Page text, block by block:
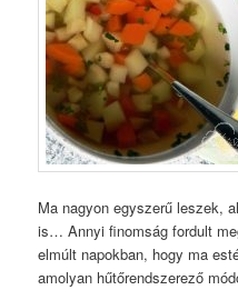
Ma nagyon egyszerű leszek,
is… Annyi finomság fordult
elmúlt napokban, hogy ma
amolyan hűtőrendszerező